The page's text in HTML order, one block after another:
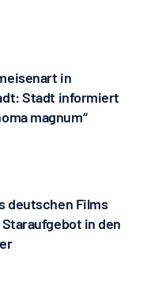
in
Stadt informiert
magnum“
deutschen Films
in den